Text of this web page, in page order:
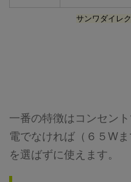
サンワダイレ
一番の特徴はコンセン
電でなければ（６５W
を選ばずに使えます。